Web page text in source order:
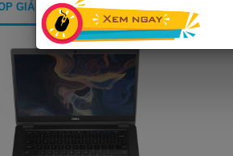
GIÁ SỐC LAPTOP CŨ